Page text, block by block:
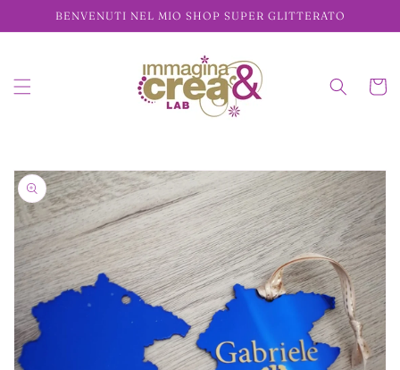
direttamente
ai contenuti
BENVENUTI NEL MIO SHOP SUPER GLITTERATO
Passa alle
informazioni
sul prodotto